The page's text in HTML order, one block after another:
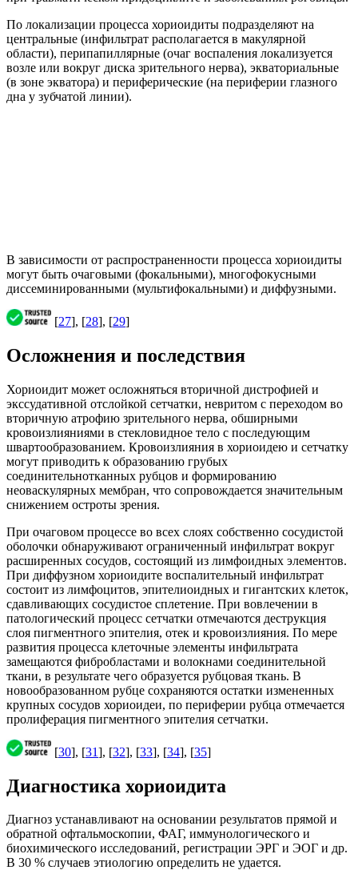
По локализации процесса хориоидиты подразделяют на
центральные (инфильтрат располагается в макулярной
области), перипапиллярные (очаг воспаления локализуется
возле или вокруг диска зрительного нерва), экваториальные
(в зоне экватора) и периферические (на периферии глазного
дна у зубчатой линии).
В зависимости от распространенности процесса хориоидиты
могут быть очаговыми (фокальными), многофокусными
диссеминированными (мультифокальными) и диффузными.
[27], [28], [29]
Осложнения и последствия
Хориоидит может осложняться вторичной дистрофией и
экссудативной отслойкой сетчатки, невритом с переходом во
вторичную атрофию зрительного нерва, обширными
кровоизлияниями в стекловидное тело с последующим
швартообразованием. Кровоизлияния в хориоидею и сетчатку
могут приводить к образованию грубых
соединительнотканных рубцов и формированию
неоваскулярных мембран, что сопровождается значительным
снижением остроты зрения.
При очаговом процессе во всех слоях собственно сосудистой
оболочки обнаруживают ограниченный инфильтрат вокруг
расширенных сосудов, состоящий из лимфоидных элементов.
При диффузном хориоидите воспалительный инфильтрат
состоит из лимфоцитов, эпителиоидных и гигантских клеток,
сдавливающих сосудистое сплетение. При вовлечении в
патологический процесс сетчатки отмечаются деструкция
слоя пигментного эпителия, отек и кровоизлияния. По мере
развития процесса клеточные элементы инфильтрата
замещаются фибробластами и волокнами соединительной
ткани, в результате чего образуется рубцовая ткань. В
новообразованном рубце сохраняются остатки измененных
крупных сосудов хориоидеи, по периферии рубца отмечается
пролиферация пигментного эпителия сетчатки.
[30], [31], [32], [33], [34], [35]
Диагностика хориоидита
Диагноз устанавливают на основании результатов прямой и
обратной офтальмоскопии, ФАГ, иммунологического и
биохимического исследований, регистрации ЭРГ и ЭОГ и др.
В 30 % случаев этиологию определить не удается.